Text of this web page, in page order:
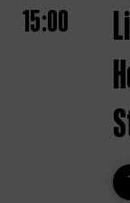
15:00